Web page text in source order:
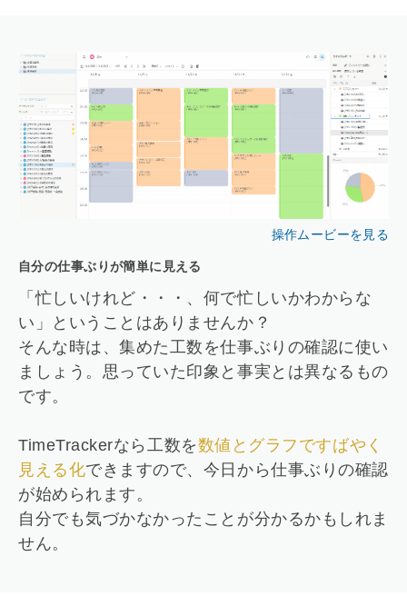
操作ムービーを見る
自分の仕事ぶりが簡単に見える
「忙しいけれど・・・、何で忙しいかわからな
い」ということはありませんか？
そんな時は、集めた工数を仕事ぶりの確認に使い
ましょう。思っていた印象と事実とは異なるもの
です。
TimeTrackerなら工数を数値とグラフですばやく
見える化できますので、今日から仕事ぶりの確認
が始められます。
自分でも気づかなかったことが分かるかもしれま
せん。